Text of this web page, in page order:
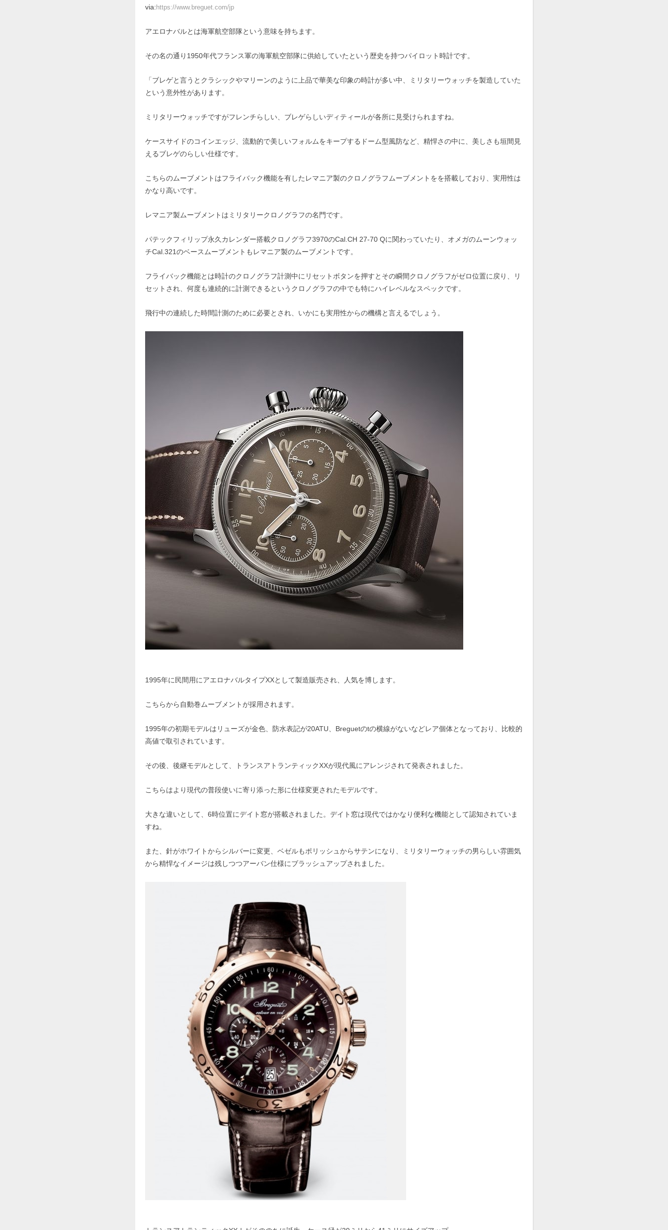
via:https://www.breguet.com/jp
アエロナバルとは海軍航空部隊という意味を持ちます。
その名の通り1950年代フランス軍の海軍航空部隊に供給していたという歴史を持つパイロット時計です。
「ブレゲと言うとクラシックやマリーンのように上品で華美な印象の時計が多い中、ミリタリーウォッチを製造していた
という意外性があります。
ミリタリーウォッチですがフレンチらしい、ブレゲらしいディティールが各所に見受けられますね。
ケースサイドのコインエッジ、流動的で美しいフォルムをキープするドーム型風防など、精悍さの中に、美しさも垣間見
えるブレゲのらしい仕様です。
こちらのムーブメントはフライバック機能を有したレマニア製のクロノグラフムーブメントをを搭載しており、実用性は
かなり高いです。
レマニア製ムーブメントはミリタリークロノグラフの名門です。
パテックフィリップ永久カレンダー搭載クロノグラフ3970のCal.CH 27-70 Qに関わっていたり、オメガのムーンウォッ
チCal.321のベースムーブメントもレマニア製のムーブメントです。
フライバック機能とは時計のクロノグラフ計測中にリセットボタンを押すとその瞬間クロノグラフがゼロ位置に戻り、リ
セットされ、何度も連続的に計測できるというクロノグラフの中でも特にハイレベルなスペックです。
飛行中の連続した時間計測のために必要とされ、いかにも実用性からの機構と言えるでしょう。
1995年に民間用にアエロナバルタイプXXとして製造販売され、人気を博します。
こちらから自動巻ムーブメントが採用されます。
1995年の初期モデルはリューズが金色、防水表記が20ATU、Breguetのtの横線がないなどレア個体となっており、比較的
高値で取引されています。
その後、後継モデルとして、トランスアトランティックXXが現代風にアレンジされて発表されました。
こちらはより現代の普段使いに寄り添った形に仕様変更されたモデルです。
大きな違いとして、6時位置にデイト窓が搭載されました。デイト窓は現代ではかなり便利な機能として認知されていま
すね。
また、針がホワイトからシルバーに変更、ベゼルもポリッシュからサテンになり、ミリタリーウォッチの男らしい雰囲気
から精悍なイメージは残しつつアーバン仕様にブラッシュアップされました。